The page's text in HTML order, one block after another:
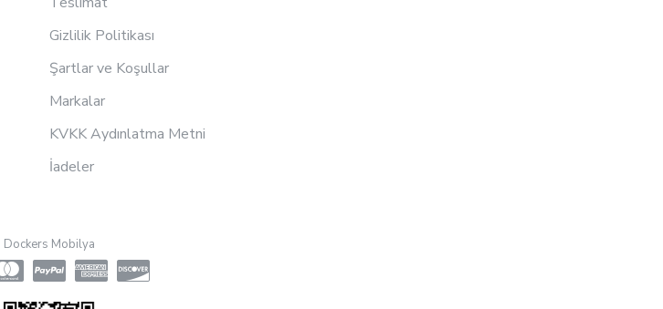
Gizlilik Politikası
Şartlar ve Koşullar
Markalar
KVKK Aydınlatma Metni
İadeler
Dockers Mobilya